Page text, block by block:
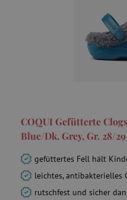
COQUI Gefütterte
Blue/Dk. Grey, Gr. 28/29
gefüttertes Fell hält
leichtes, antibakterielles
rutschfest und sicher